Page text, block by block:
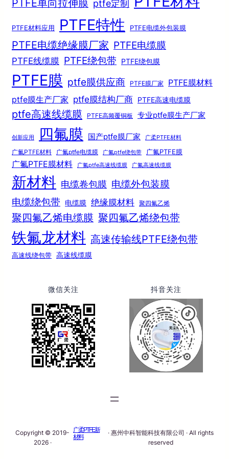
PTFE单向拉伸膜 ptfe定制
PTFE材料应用 PTFE特性 PTFE电缆外包装膜
PTFE电缆绝缘膜厂家 PTFE电缆膜
PTFE线缆膜 PTFE绕包带 PTFE绕包膜
PTFE膜 ptfe膜供应商 PTFE膜厂家 PTFE膜材料
ptfe膜生产厂家 ptfe膜结构厂商 PTFE高速电缆膜
ptfe高速线缆膜 PTFE高频覆铜板 专业ptfe膜生产厂家
创新应用 四氟膜 国产ptfe膜厂家 广柔PTFE材料
广氟PTFE材料 广氟ptfe电缆膜 广氟ptfe绕包带 广氟PTFE膜
广氟PTFE膜材料 广氟ptfe高速线缆膜 广氟高速线缆膜
新材料 电缆卷包膜 电缆外包装膜
电缆绕包带 电缆膜 绝缘膜材料 聚四氟乙烯
聚四氟乙烯电缆膜 聚四氟乙烯绕包带
铁氟龙材料 高速传输线PTFE绕包带
高速线绕包带 高速线缆膜
微信关注 抖音关注
Copyright © 2019-
2026 ·
广柔PTFE新
材料
· 惠州中科智能科技有限公司 · All rights
reserved